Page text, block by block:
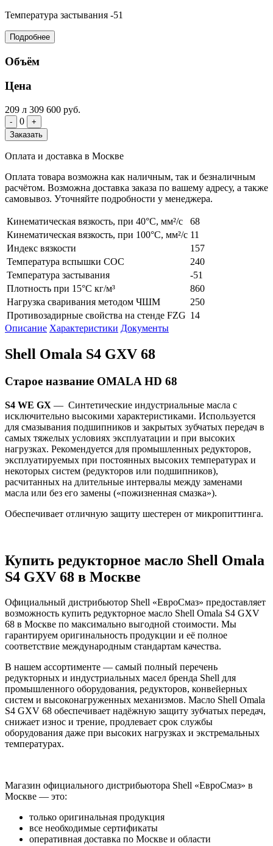
Температура застывания -51
Подробнее
Объём
Цена
209 л 309 600 руб.
- 0
+
Заказать
Оплата и доставка в Москве
Оплата товара возможна как наличным, так и безналичным
расчётом. Возможна доставка заказа по вашему адресу, а также
самовывоз. Уточняйте подробности у менеджера.
Кинематическая вязкость, при 40°С, мм²/с
68
Кинематическая вязкость, при 100°С, мм²/с 11
Индекс вязкости
157
Температура вспышки COC
240
Температура застывания
-51
Плотность при 15°С кг/м³
860
Нагрузка сваривания методом ЧШМ
250
Противозадирные свойства на стенде FZG 14
Описание Характеристики Документы
Shell Omala S4 GXV 68
Старое название OMALA HD 68
S4 WE GX — Синтетические индустриальные масла с
исключительно высокими характеристиками. Используется
для смазывания подшипников и закрытых зубчатых передач в
самых тяжелых условиях эксплуатации и при высоких
нагрузках. Рекомендуется для промышленных редукторов,
эксплуатируемых при постоянных высоких температурах и
некоторых систем (редукторов или подшипников),
расчитанных на длительные интервалы между заменами
масла или без его замены («пожизненная смазка»).
Обеспечивает отличную защиту шестерен от микропиттинга.
Купить редукторное масло Shell Omala
S4 GXV 68 в Москве
Официальный дистрибьютор Shell «ЕвроСмаз» предоставляет
возможность купить редукторное масло Shell Omala S4 GXV
68 в Москве по максимально выгодной стоимости. Мы
гарантируем оригинальность продукции и её полное
соответствие международным стандартам качества.
В нашем ассортименте — самый полный перечень
редукторных и индустриальных масел бренда Shell для
промышленного оборудования, редукторов, конвейерных
систем и высоконагруженных механизмов. Масло Shell Omala
S4 GXV 68 обеспечивает надёжную защиту зубчатых передач,
снижает износ и трение, продлевает срок службы
оборудования даже при высоких нагрузках и экстремальных
температурах.
Магазин официального дистрибьютора Shell «ЕвроСмаз» в
Москве — это:
только оригинальная продукция
все необходимые сертификаты
оперативная доставка по Москве и области